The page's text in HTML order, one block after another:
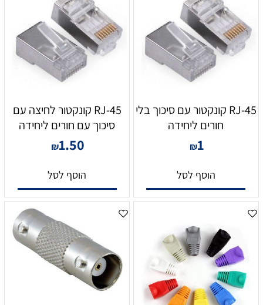
RJ-45 קונקטור עם סיכוך בלי
חורים ליחידה
₪1
הוסף לסל
RJ-45 קונקטור לחיצה עם
סיכוך עם חורים ליחידה
₪1.50
הוסף לסל